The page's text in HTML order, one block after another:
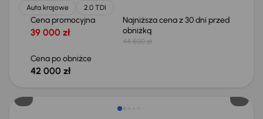
Auta krajowe 2.0 TDI
Cena promocyjna
39 000 zł
Najniższa cena z 30 dni przed
obniżką
44 500 zł
Cena po obniżce
42 000 zł